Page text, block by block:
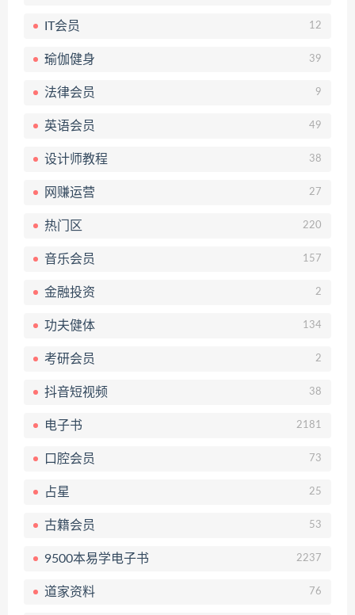
IT会员 12
瑜伽健身 39
法律会员 9
英语会员 49
设计师教程 38
网赚运营 27
热门区 220
音乐会员 157
金融投资 2
功夫健体 134
考研会员 2
抖音短视频 38
电子书 2181
口腔会员 73
占星 25
古籍会员 53
9500本易学电子书 2237
道家资料 76